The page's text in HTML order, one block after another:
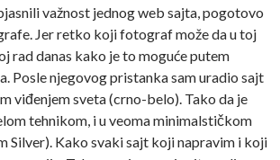
važnost jednog web sajta, pogotovo
Jer retko koji fotograf može da u toj
rad danas kako je to moguće putem
Posle njegovog pristanka sam uradio sajt
viđenjem sveta (crno-belo). Tako da je
tehnikom, i u veoma minimalstičkom
Silver). Kako svaki sajt koji napravim i koji